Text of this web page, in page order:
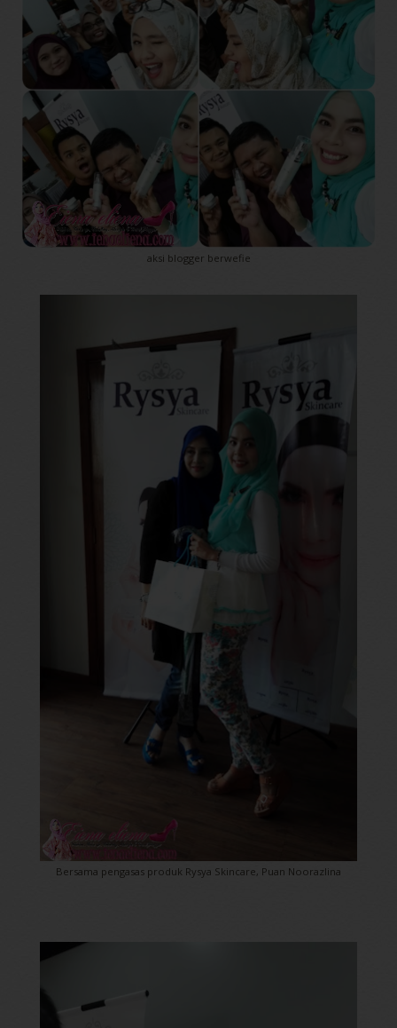
aksi blogger berwefie
Bersama pengasas produk Rysya Skincare, Puan Noorazlina